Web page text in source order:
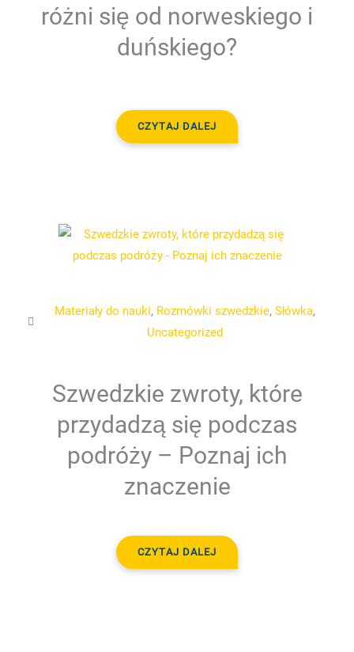
różni się od norweskiego i
duńskiego?
CZYTAJ DALEJ
Materiały do nauki, Rozmówki szwedzkie, Słówka,
Uncategorized
Szwedzkie zwroty, które
przydadzą się podczas
podróży – Poznaj ich
znaczenie
CZYTAJ DALEJ